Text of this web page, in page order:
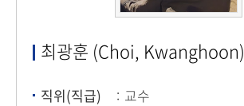
최광훈 (Choi, Kwanghoon)
직위(직급)
교수